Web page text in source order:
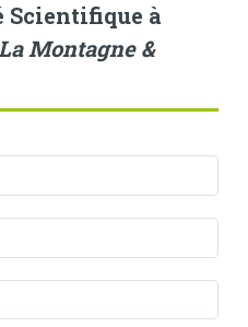
Scientifique à
Montagne &